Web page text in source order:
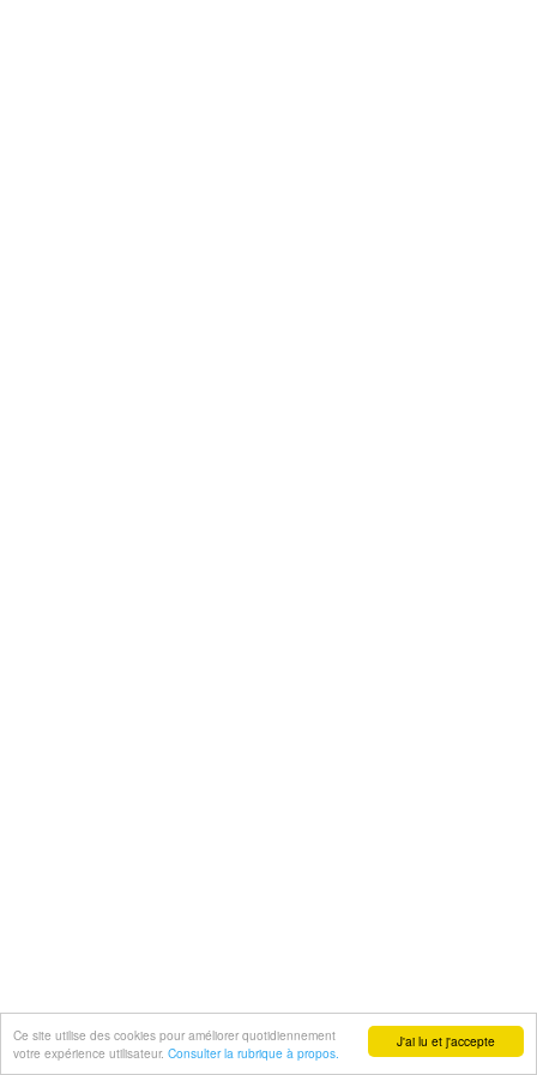
J'ai lu et j'accepte
Ce site utilise des cookies pour améliorer quotidiennement
votre expérience utilisateur. Consulter la rubrique à propos.